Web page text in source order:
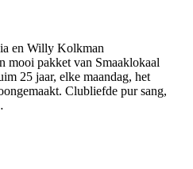
en Willy Kolkman
mooi pakket van Smaaklokaal
25 jaar, elke maandag, het
Clubliefde pur sang,